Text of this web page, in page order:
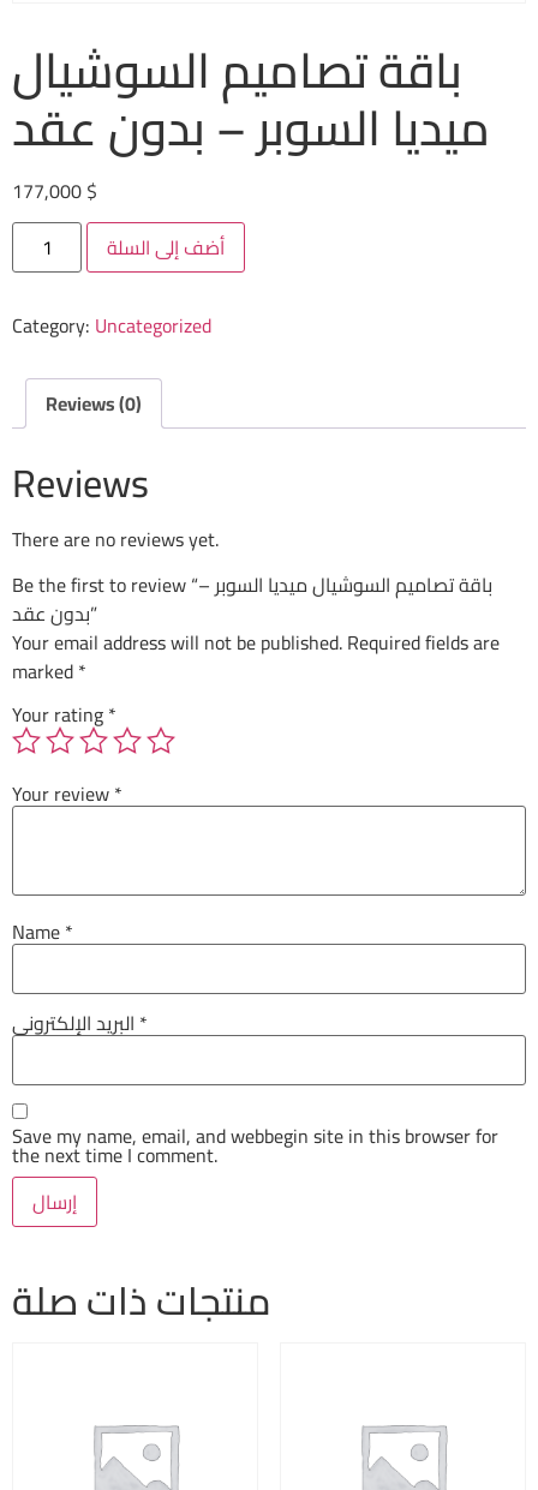
باقة تصاميم السوشيال
ميديا السوبر – بدون عقد
177,000$
أضف إلى السلة
Category: Uncategorized
Reviews (0)
Reviews
There are no reviews yet.
Be the first to review “باقة تصاميم السوشيال ميديا السوبر –
بدون عقد”
Your email address will not be published.Required fields are
marked*
Your rating*
Your review*
Name*
*
Save my name, email, and webbegin site in this browser for
the next time I comment.
منتجات ذات صلة